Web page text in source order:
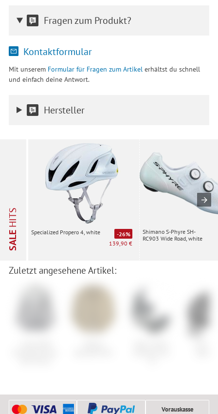
Fragen zum Produkt?
Kontaktformular
Mit unserem Formular für Fragen zum Artikelerhältst du schnell
und einfach deine Antwort.
Hersteller
SALE
HITS
Specialized Propero 4, white
-26%
139,90 €
Shimano S-Phyre SH-
RC903 Wide Road, white
Zuletzt angesehene Artikel:
Vorauskasse